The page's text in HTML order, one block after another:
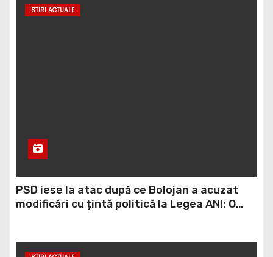
STIRI ACTUALE
PSD iese la atac după ce Bolojan a acuzat
modificări cu țintă politică la Legea ANI: O